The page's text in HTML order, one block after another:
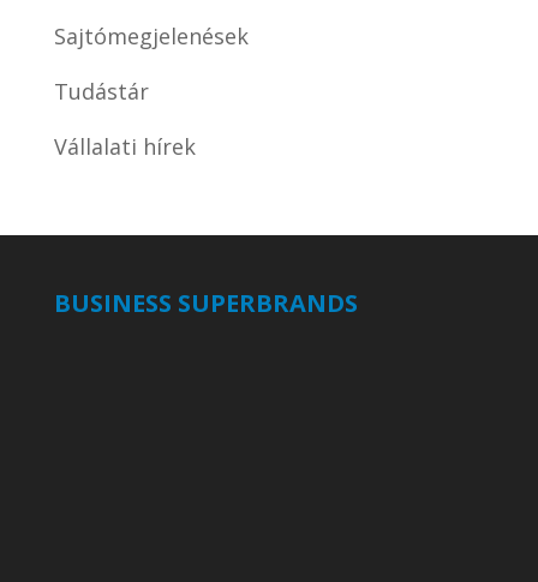
Sajtómegjelenések
Tudástár
Vállalati hírek
BUSINESS SUPERBRANDS